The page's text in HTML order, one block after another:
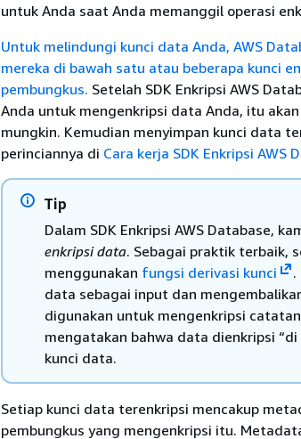
untuk Anda saat Anda memanggil operasi
Untuk melindungi kunci data Anda, AWS
mereka di bawah satu atau beberapa kunci
pembungkus. Setelah SDK Enkripsi AWS
Anda untuk mengenkripsi data Anda, itu
mungkin. Kemudian menyimpan kunci data
perinciannya di Cara kerja SDK Enkripsi AWS
Tip
Dalam SDK Enkripsi AWS Database,
enkripsi data. Sebagai praktik terbaik,
menggunakan fungsi derivasi kunci
.
data sebagai input dan
digunakan untuk mengenkripsi
mengatakan bahwa data dienkripsi
kunci data.
Setiap kunci data terenkripsi mencakup
pembungkus yang mengenkripsi itu.